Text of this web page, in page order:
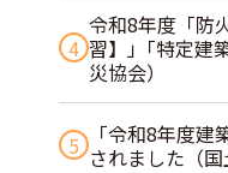
4
令和8年度「防
習】」｢特定建
災協会）
5
「令和8年度
されました（国